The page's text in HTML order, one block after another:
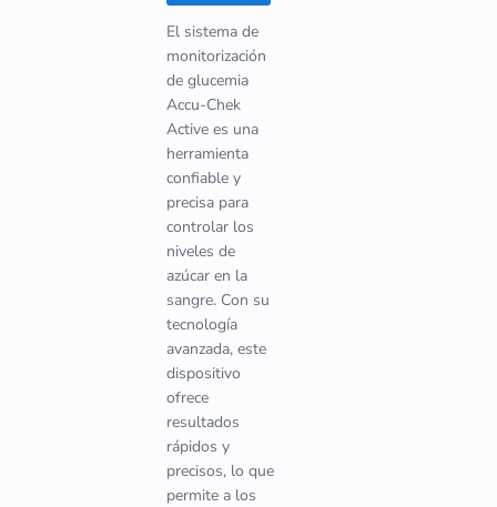
El sistema de
monitorización
de glucemia
Accu-Chek
Active es una
herramienta
confiable y
precisa para
controlar los
niveles de
azúcar en la
sangre. Con su
tecnología
avanzada, este
dispositivo
ofrece
resultados
rápidos y
precisos, lo que
permite a los